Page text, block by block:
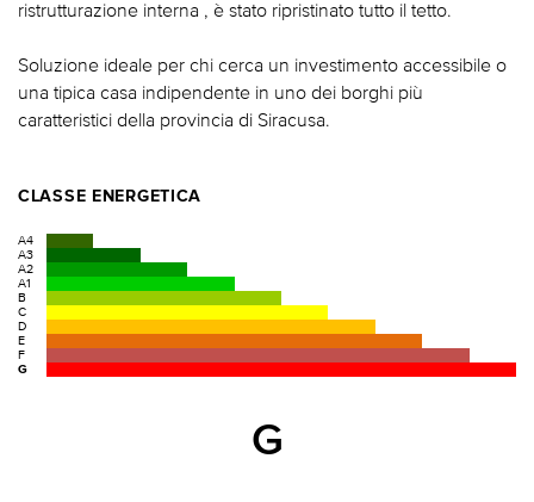
ristrutturazione interna , è stato ripristinato tutto il tetto.
Soluzione ideale per chi cerca un investimento accessibile o
una tipica casa indipendente in uno dei borghi più
caratteristici della provincia di Siracusa.
CLASSE ENERGETICA
A4
A3
A2
A1
B
C
D
E
F
G
G